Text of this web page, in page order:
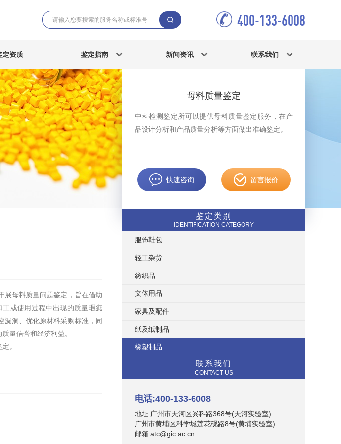
400-133-6008
定资质 鉴定指南 新闻资讯 联系我们
母料质量鉴定
中科检测鉴定所可以提供母料质量鉴定服务，在产
品设计分析和产品质量分析等方面做出准确鉴定。
快速咨询 留言报价
鉴定类别
IDENTIFICATION CATEGORY
服饰鞋包
轻工杂货
纺织品
文体用品
家具及配件
纸及纸制品
橡塑制品
联系我们
CONTACT US
电话:400-133-6008
地址:广州市天河区兴科路368号(天河实验室)
广州市黄埔区科学城莲花砚路8号(黄埔实验室)
邮箱:atc@gic.ac.cn
展母料质量问题鉴定，旨在借助
或使用过程中出现的质量瑕疵
漏洞、优化原材料采购标准，同
量信誉和经济利益。
。